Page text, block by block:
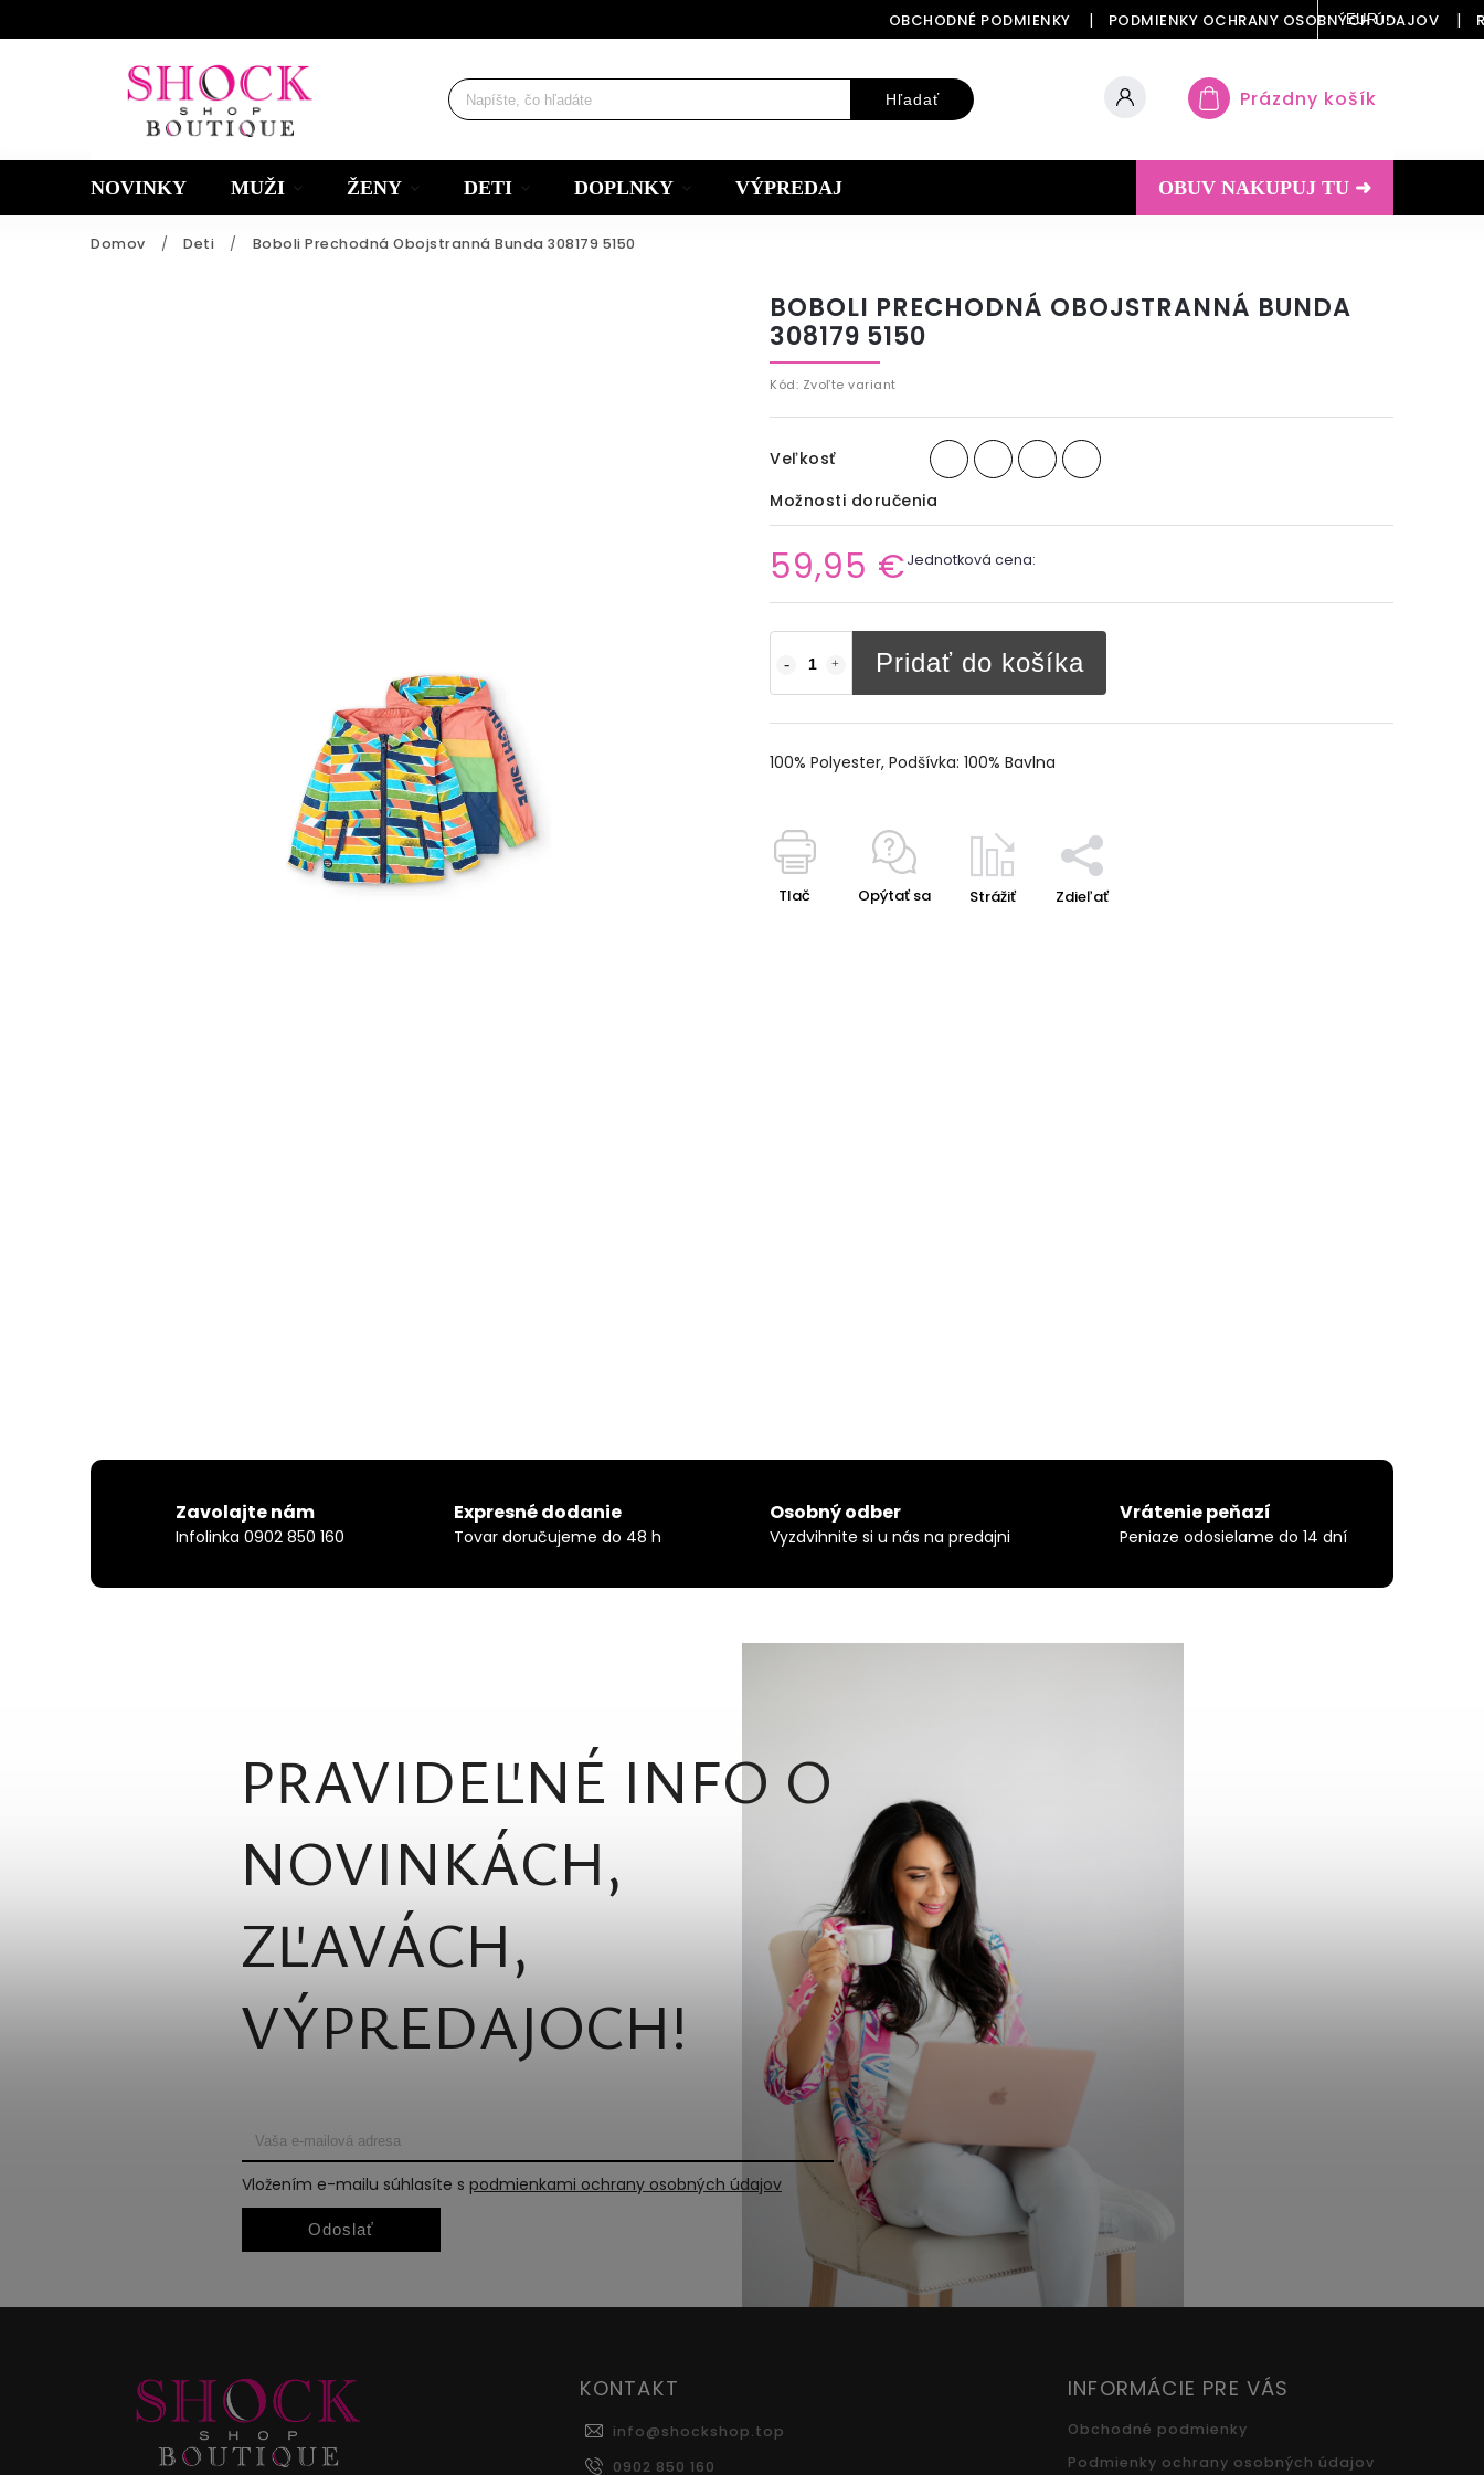
OBCHODNÉ PODMIENKY PODMIENKY OCHRANY OSOBNÝCH ÚDAJOV
EUR
Hľadať Prázdny košík
NOVINKY MUŽI ŽENY DETI DOPLNKY VÝPREDAJ OBUV NAKUPUJ TU ➜
Domov / Deti / Boboli Prechodná Obojstranná Bunda 308179 5150
BOBOLI PRECHODNÁ OBOJSTRANNÁ BUNDA
308179 5150
Kód: Zvoľte variant
Veľkosť
Možnosti doručenia
59,95 €Jednotková cena:
Pridať do košíka
100% Polyester, Podšívka: 100% Bavlna
Tlač Opýtať sa Strážiť Zdieľať
Zavolajte nám
Infolinka 0902 850 160
Expresné dodanie
Tovar doručujeme do 48 h
Osobný odber
Vyzdvihnite si u nás na predajni
Vrátenie peňazí
Peniaze odosielame do 14 dní
PRAVIDEĽNÉ INFO O
NOVINKÁCH,
ZĽAVÁCH,
VÝPREDAJOCH!
Vložením e-mailu súhlasíte s podmienkami ochrany osobných údajov
Odoslať
KONTAKT
info@shockshop.top
0902 850 160
INFORMÁCIE PRE VÁS
Obchodné podmienky
Podmienky ochrany osobných údajov